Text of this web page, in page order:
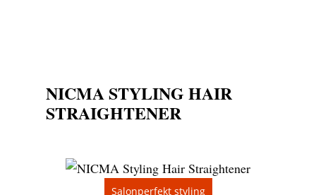
Salonperfekt styling
NICMA STYLING HAIR
STRAIGHTENER